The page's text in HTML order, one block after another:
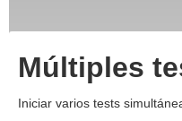
Múltiples
Iniciar varios tests